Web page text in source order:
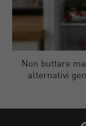
Non buttare
alternativi